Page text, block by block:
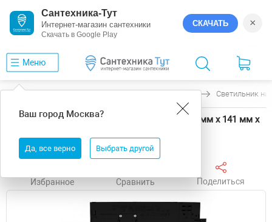
Сантехника-Тут
Интернет-магазин сантехники
Скачать в Google Play
СКАЧАТЬ ×
Меню
Ваш город Москва?
Да, все верно Выбрать другой
Светильник
Светильник на штанге Arlight GERA 58845 90 мм х 141 мм х
Избранное Сравнить Поделиться